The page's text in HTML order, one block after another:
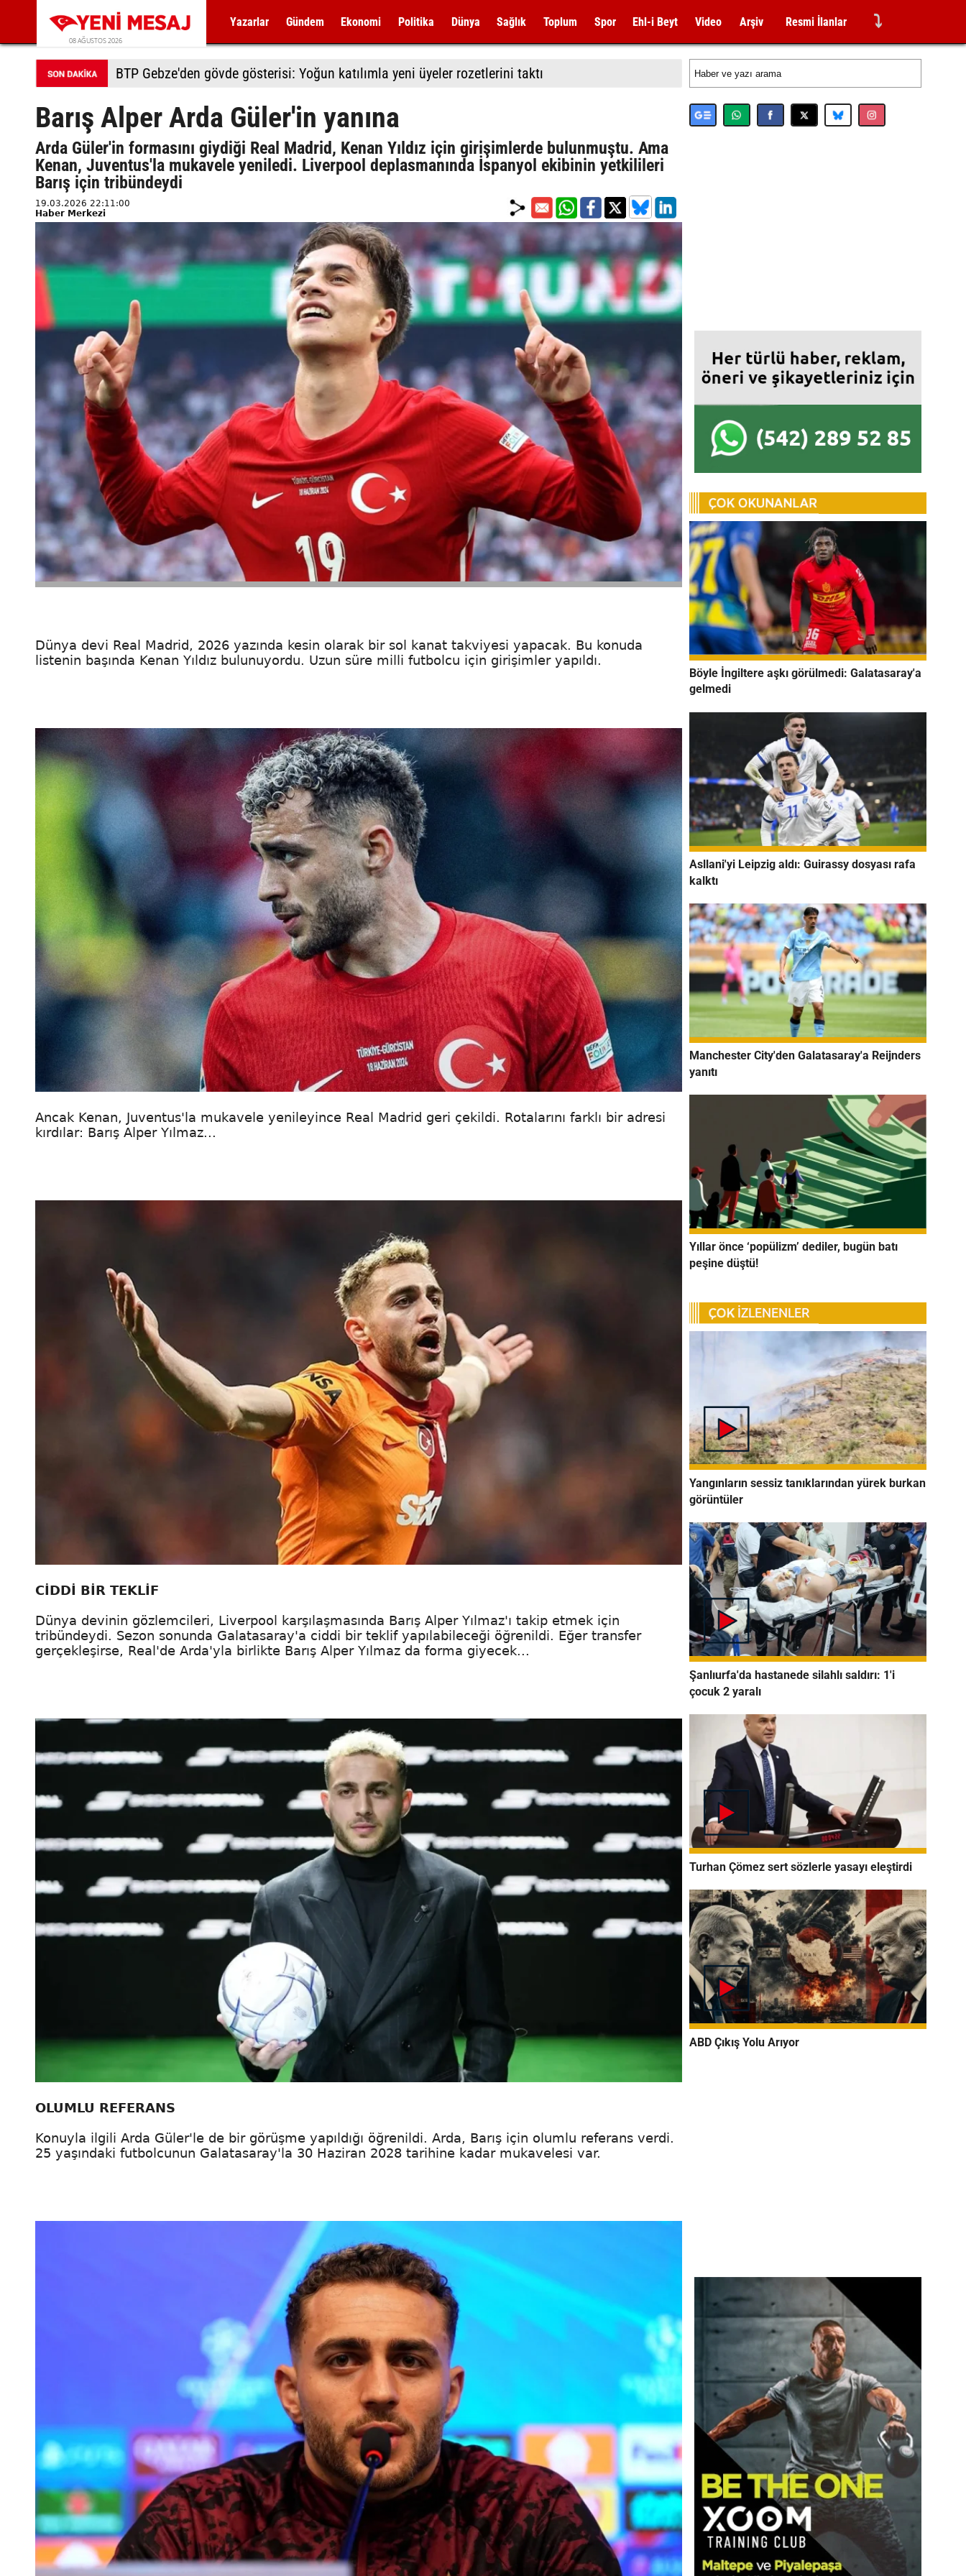
08 AĞUSTOS 2026
Yazarlar Gündem Ekonomi Politika Dünya Sağlık Toplum Spor Ehl-i Beyt Video Arşiv Resmi İlanlar ⤵
BTP Gebze'den gövde gösterisi: Yoğun katılımla yeni üyeler rozetlerini taktı
Barış Alper Arda Güler'in yanına
Arda Güler'in formasını giydiği Real Madrid, Kenan Yıldız için girişimlerde bulunmuştu. Ama
Kenan, Juventus'la mukavele yeniledi. Liverpool deplasmanında İspanyol ekibinin yetkilileri
Barış için tribündeydi
19.03.2026 22:11:00
Haber Merkezi
Dünya devi Real Madrid, 2026 yazında kesin olarak bir sol kanat takviyesi yapacak. Bu konuda
listenin başında Kenan Yıldız bulunuyordu. Uzun süre milli futbolcu için girişimler yapıldı.
Ancak Kenan, Juventus'la mukavele yenileyince Real Madrid geri çekildi. Rotalarını farklı bir adresi
kırdılar: Barış Alper Yılmaz...
CİDDİ BİR TEKLİF
Dünya devinin gözlemcileri, Liverpool karşılaşmasında Barış Alper Yılmaz'ı takip etmek için
tribündeydi. Sezon sonunda Galatasaray'a ciddi bir teklif yapılabileceği öğrenildi. Eğer transfer
gerçekleşirse, Real'de Arda'yla birlikte Barış Alper Yılmaz da forma giyecek...
OLUMLU REFERANS
Konuyla ilgili Arda Güler'le de bir görüşme yapıldığı öğrenildi. Arda, Barış için olumlu referans verdi.
25 yaşındaki futbolcunun Galatasaray'la 30 Haziran 2028 tarihine kadar mukavelesi var.
Böyle İngiltere aşkı görülmedi: Galatasaray'a
gelmedi
Asllani'yi Leipzig aldı: Guirassy dosyası rafa
kalktı
Manchester City'den Galatasaray'a Reijnders
yanıtı
Yıllar önce ‘popülizm’ dediler, bugün batı
peşine düştü!
Yangınların sessiz tanıklarından yürek burkan
görüntüler
Şanlıurfa'da hastanede silahlı saldırı: 1'i
çocuk 2 yaralı
Turhan Çömez sert sözlerle yasayı eleştirdi
ABD Çıkış Yolu Arıyor